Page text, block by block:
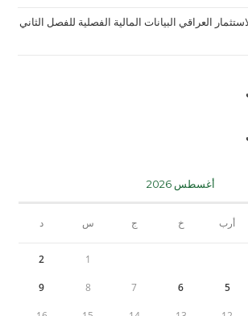
العراقي البيانات المالية الفصلية للفصل الثاني
أغسطس 2026
أرب خ ج س د
1
2
5
6
7
8
9